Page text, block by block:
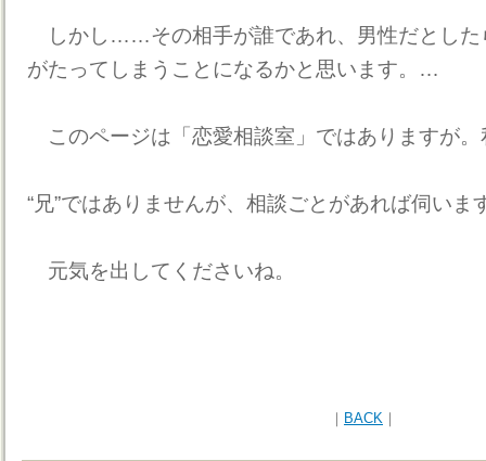
しかし……その相手が誰であれ、男性だとした
がたってしまうことになるかと思います。…
このページは「恋愛相談室」ではありますが
“兄”ではありませんが、相談ごとがあれば伺いま
元気を出してくださいね。
｜ BACK ｜